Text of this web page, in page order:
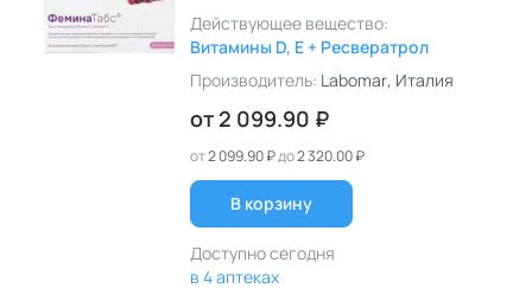
Действующее вещество:
Витамины D, E + Ресвератрол
Производитель: Labomar, Италия
от 2 099.90 ₽
от2 099.90 ₽до2 320.00 ₽
В корзину
Доступно сегодня
в 4 аптеках